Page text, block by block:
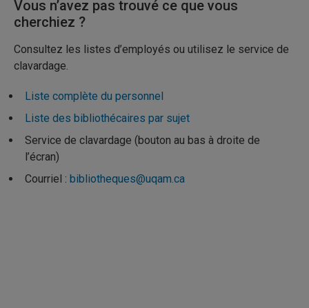
Vous n’avez pas trouvé ce que vous
cherchiez ?
Consultez les listes d’employés ou utilisez le service de
clavardage.
Liste complète du personnel
Liste des bibliothécaires par sujet
Service de clavardage (bouton au bas à droite de
l’écran)
Courriel : bibliotheques@uqam.ca